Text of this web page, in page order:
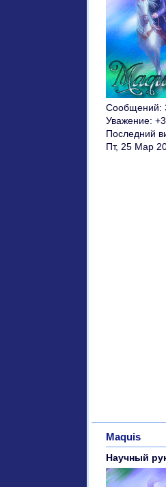
Сообщений:
Уважение:
Последний
Пт, 25 Мар
Maquis
Научный